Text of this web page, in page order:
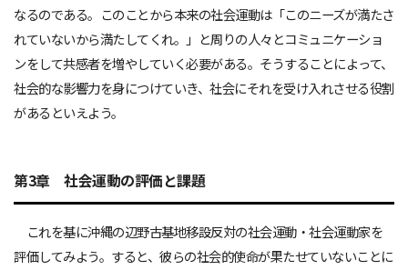
なるのである。このことから本来の社会運動は「このニーズが満たさ
れていないから満たしてくれ。」と周りの人々とコミュニケーショ
ンをして共感者を増やしていく必要がある。そうすることによって、
社会的な影響力を身につけていき、社会にそれを受け入れさせる役割
があるといえよう。
第3章 社会運動の評価と課題
これを基に沖縄の辺野古基地移設反対の社会運動・社会運動家を
評価してみよう。すると、彼らの社会的使命が果たせていないことに